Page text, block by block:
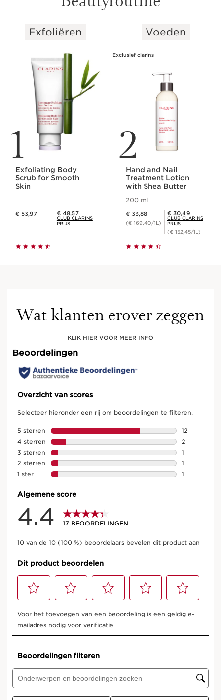
DOORGAAN NAAR INHOUD
Exfoliëren
1
Exfoliating Body
Scrub for Smooth
Skin
€ 53,97 Club Clarins Prijs € 48,57
€ 48,57
CLUB CLARINS
PRIJS
Voeden
2
Exclusief clarins
Hand and Nail
Treatment Lotion
with Shea Butter
200 ml
€ 33,88
(€ 169,40/1L)
Club Clarins Prijs € 30,49
€ 30,49
CLUB CLARINS
PRIJS
(€ 152,45/1L)
Wat klanten erover zeggen
KLIK HIER VOOR MEER INFO